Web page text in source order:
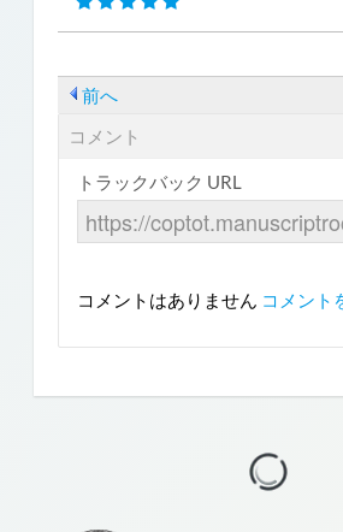
前へ
コメント
トラックバック URL
コメントはありません コメント